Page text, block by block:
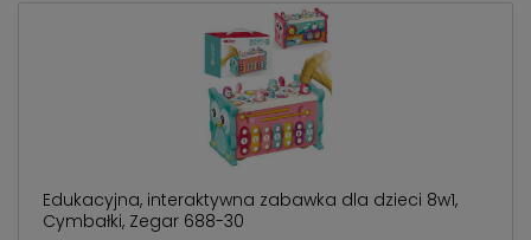
Edukacyjna, interaktywna zabawka dla dzieci 8w1,
Cymbałki, Zegar 688-30